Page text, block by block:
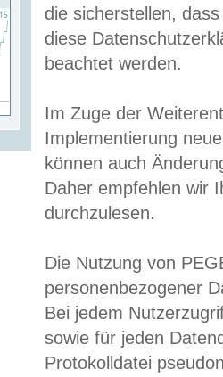
die sicherstellen,
diese
beachtet werden.
Im Zuge der
Implementierung
können auch
Daher empfehlen wir
durchzulesen.
Die Nutzung von
personenbezogener
Bei jedem
sowie für jeden
Protokolldatei